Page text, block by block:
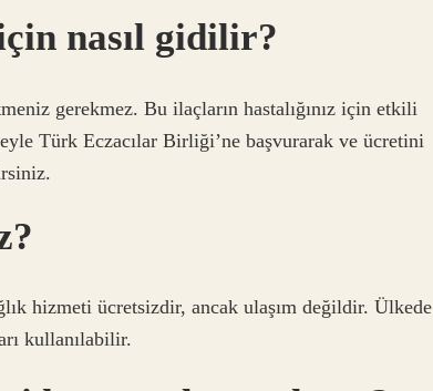
nasıl gidilir?
gerekmez. Bu ilaçların hastalığınız için etkili
Türk Eczacılar Birliği’ne başvurarak ve ücretini
hizmeti ücretsizdir, ancak ulaşım değildir. Ülkede
kullanılabilir.